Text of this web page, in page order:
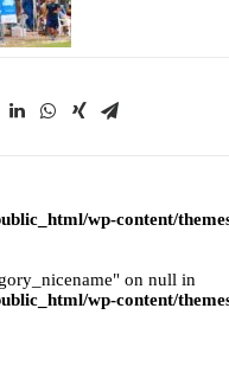
wp-content/
on null in
wp-content/